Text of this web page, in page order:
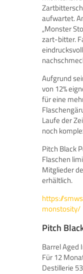
aufwartet.
„Monster
zart-bitter.
Aufgrund
von 12%
für eine
Laufe der
noch
Pitch Black
Flaschen
Mitglieder
erhältlich.
https://
monstosity/
Pitch
Barrel Aged
Für 12
Destillerie 53